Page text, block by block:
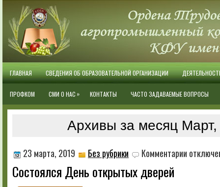
ГЛАВНАЯ СВЕДЕНИЯ ОБ ОБРАЗОВАТЕЛЬНОЙ ОРГАНИЗАЦИИ
ПРОФКОМ СМИ О НАС » КОНТАКТЫ ЧАСТО ЗАДАВАЕМЫЕ ВОПРОСЫ
Архивы за месяц
23 марта, 2019 Без рубрики Комментарии записи
Состоялся День открытых дверей